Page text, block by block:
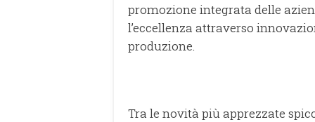
promozione integrata delle
l’eccellenza attraverso
produzione.
Tra le novità più apprezzate